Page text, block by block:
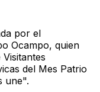
por el
Ocampo, quien
del Mes Patrio
une".